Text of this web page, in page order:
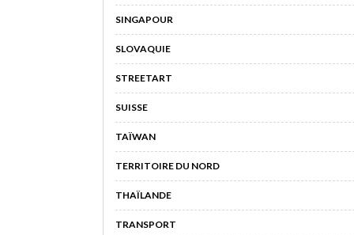
SINGAPOUR
SLOVAQUIE
STREETART
SUISSE
TAÏWAN
TERRITOIRE DU NORD
THAÏLANDE
TRANSPORT